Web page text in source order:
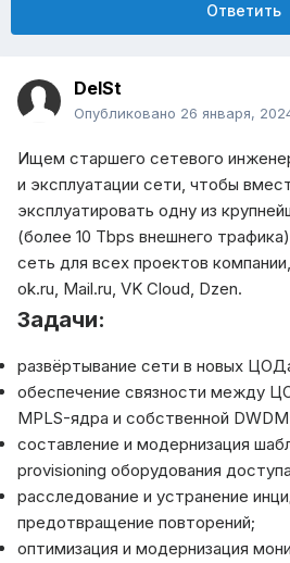
Ответить
DelSt
Опубликовано 26 января,
Ищем старшего сетевого
и эксплуатации сети, чтобы
эксплуатировать одну из
(более 10 Tbps внешнего
сеть для всех проектов
ok.ru, Mail.ru, VK Cloud, Dzen.
Задачи:
развёртывание сети в новых
обеспечение связности между
MPLS-ядра и собственной
составление и модернизация
provisioning оборудования
расследование и устранение
предотвращение повторений;
оптимизация и модернизация